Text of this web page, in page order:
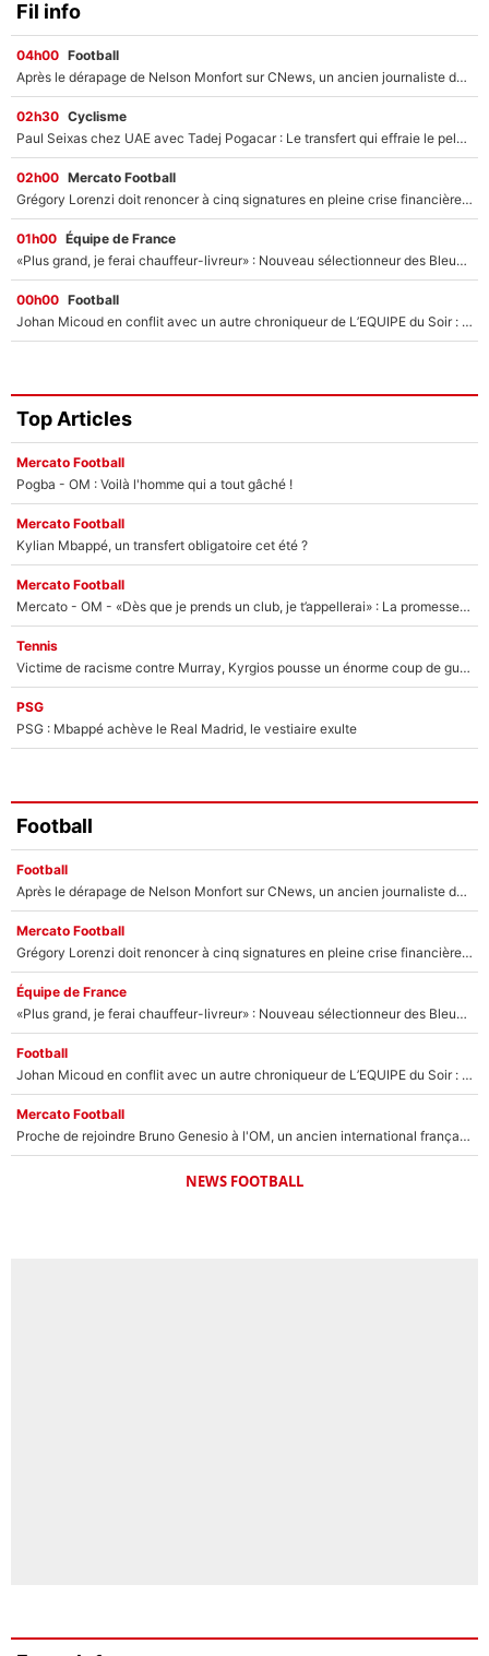
Fil info
04h00 Football
Après le dérapage de Nelson Monfort sur CNews, un ancien journaliste de France Télévisions relance la polémique sur les incendies en Gironde
02h30 Cyclisme
Paul Seixas chez UAE avec Tadej Pogacar : Le transfert qui effraie le peloton, «c’est la pire des choses qui puisse arriver»
02h00 Mercato Football
Grégory Lorenzi doit renoncer à cinq signatures en pleine crise financière : L’IA propose sept noms à l’OM pour un mercato réussi... à seulement 5M€ !
01h00 Équipe de France
«Plus grand, je ferai chauffeur-livreur» : Nouveau sélectionneur des Bleus, Zinédine Zidane s’était imaginé un avenir très différent lorsqu'il était enfant
00h00 Football
Johan Micoud en conflit avec un autre chroniqueur de L’EQUIPE du Soir : «Pendant un moment, je ne les ai pas remis ensemble dans l'émission»
Top Articles
Mercato Football
Pogba - OM : Voilà l'homme qui a tout gâché !
Mercato Football
Kylian Mbappé, un transfert obligatoire cet été ?
Mercato Football
Mercato - OM - «Dès que je prends un club, je t’appellerai» : La promesse de Marcelino au moment de claquer la porte
Tennis
Victime de racisme contre Murray, Kyrgios pousse un énorme coup de gueule !
PSG
PSG : Mbappé achève le Real Madrid, le vestiaire exulte
Football
Football
Après le dérapage de Nelson Monfort sur CNews, un ancien journaliste de France Télévisions relance la polémique sur les incendies en Gironde
Mercato Football
Grégory Lorenzi doit renoncer à cinq signatures en pleine crise financière : L’IA propose sept noms à l’OM pour un mercato réussi... à seulement 5M€ !
Équipe de France
«Plus grand, je ferai chauffeur-livreur» : Nouveau sélectionneur des Bleus, Zinédine Zidane s’était imaginé un avenir très différent lorsqu'il était enfant
Football
Johan Micoud en conflit avec un autre chroniqueur de L’EQUIPE du Soir : «Pendant un moment, je ne les ai pas remis ensemble dans l'émission»
Mercato Football
Proche de rejoindre Bruno Genesio à l'OM, un ancien international français va finalement débarquer... sur RMC !
NEWS FOOTBALL